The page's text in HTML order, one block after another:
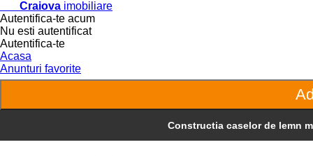
Craiova imobiliare
Autentifica-te acum
Nu esti autentificat
Autentifica-te
Acasa
Anunturi favorite
Constructia caselor de lemn